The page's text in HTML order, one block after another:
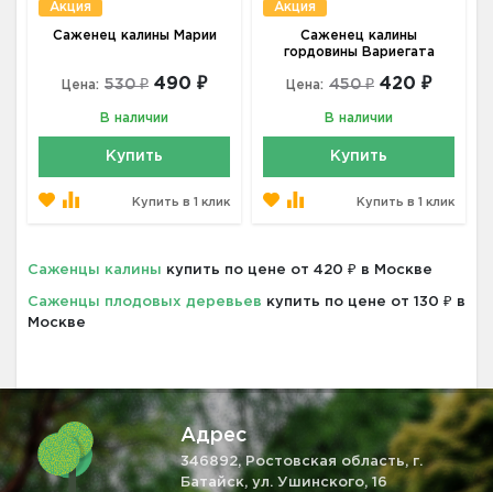
Акция
Саженец калины Марии
Цена: 530 ₽ 490 ₽
В наличии
Купить
Купить в 1 клик
Акция
Саженец калины
гордовины Вариегата
Цена: 450 ₽ 420 ₽
В наличии
Купить
Купить в 1 клик
Саженцы калины купить по цене от 420 ₽ в Москве
Саженцы плодовых деревьев купить по цене от 130 ₽ в
Москве
Адрес
346892, Ростовская область, г.
Батайск, ул. Ушинского, 16